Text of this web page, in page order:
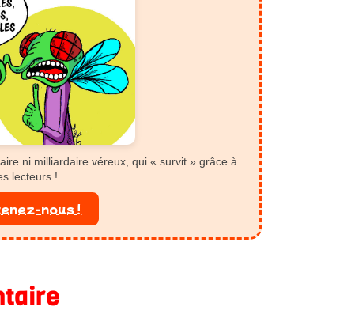
ni milliardaire véreux, qui « survit » grâce à
lecteurs !
nous !